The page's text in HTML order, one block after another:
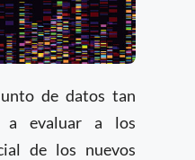
de datos tan
a evaluar a los
de los nuevos